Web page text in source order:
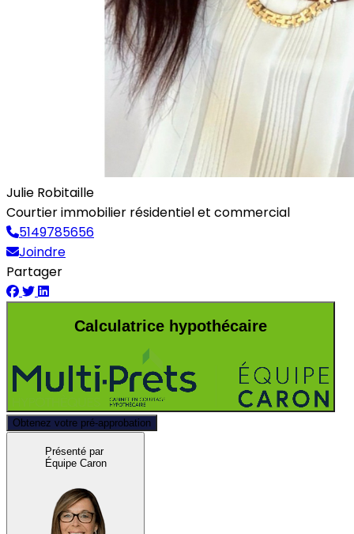
Julie Robitaille
Courtier immobilier résidentiel et commercial
5149785656
Joindre
Partager
Calculatrice hypothécaire
Obtenez votre pré-approbation
Présenté par
Équipe Caron